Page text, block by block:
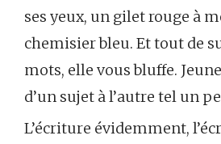
ses yeux, un gilet rouge à
chemisier bleu. Et tout de
mots, elle vous bluffe.
d’un sujet à l’autre tel un
L’écriture évidemment,